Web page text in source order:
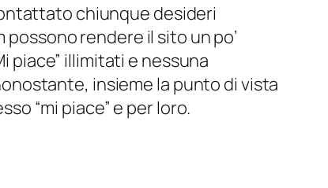
chiunque desideri
rendere il sito un po’
piace” illimitati e nessuna
insieme la punto di vista
“mi piace” e per loro.